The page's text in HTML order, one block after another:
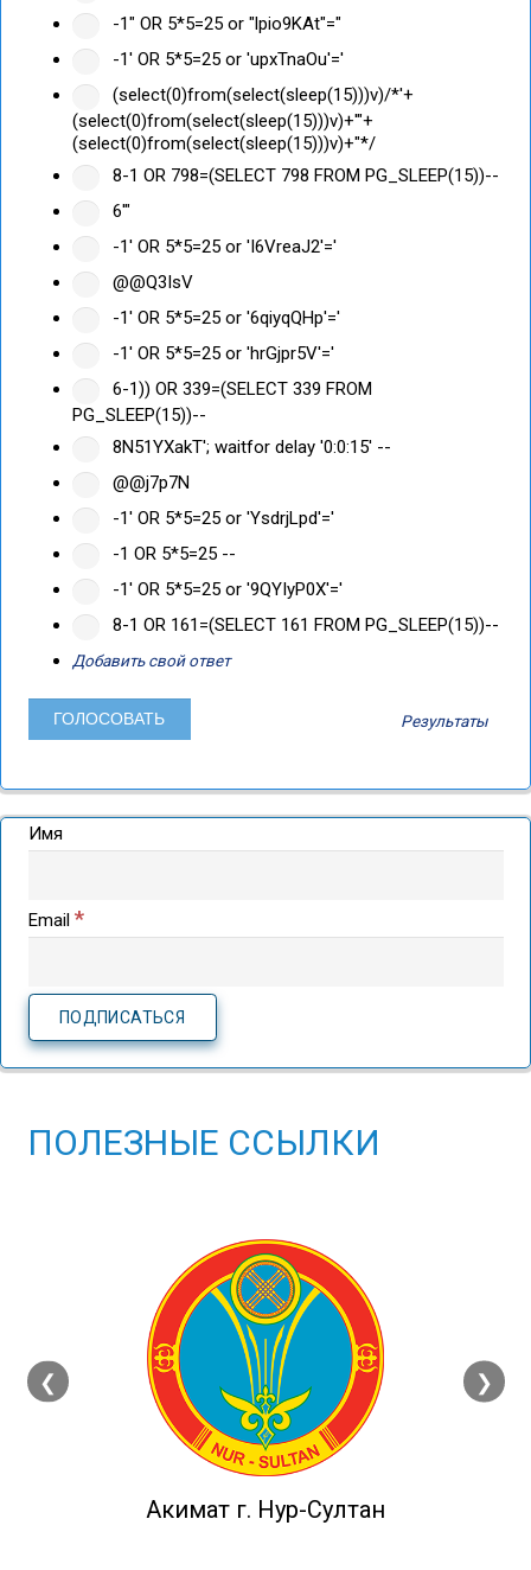
-1" OR 5*5=25 or "lpio9KAt"="
-1' OR 5*5=25 or 'upxTnaOu'='
(select(0)from(select(sleep(15)))v)/*'+
(select(0)from(select(sleep(15)))v)+'"+
(select(0)from(select(sleep(15)))v)+"*/
8-1 OR 798=(SELECT 798 FROM PG_SLEEP(15))--
6'"
-1' OR 5*5=25 or 'I6VreaJ2'='
@@Q3IsV
-1' OR 5*5=25 or '6qiyqQHp'='
-1' OR 5*5=25 or 'hrGjpr5V'='
6-1)) OR 339=(SELECT 339 FROM
PG_SLEEP(15))--
8N51YXakT'; waitfor delay '0:0:15' --
@@j7p7N
-1' OR 5*5=25 or 'YsdrjLpd'='
-1 OR 5*5=25 --
-1' OR 5*5=25 or '9QYIyP0X'='
8-1 OR 161=(SELECT 161 FROM PG_SLEEP(15))--
Добавить свой ответ
Результаты
Имя
Email *
ПОЛЕЗНЫЕ ССЫЛКИ
❮
Акимат г. Нур-Султан
❯